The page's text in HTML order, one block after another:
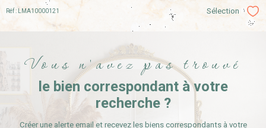
Réf : LMA10000121 Sélection
Vous n'avez pas trouvé
le bien correspondant à votre
recherche ?
Créer une alerte email et recevez les biens correspondants à votre